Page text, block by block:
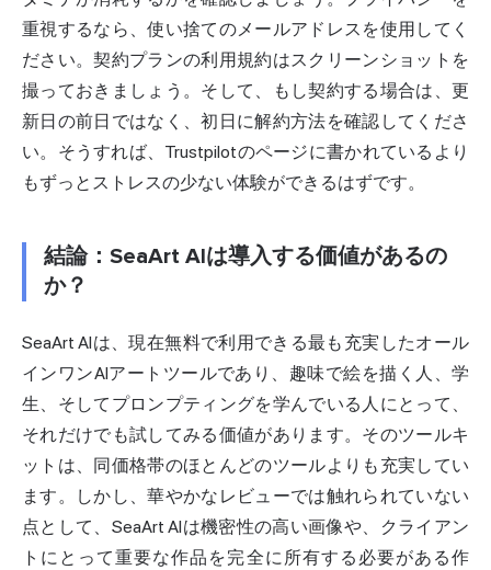
重視するなら、使い捨てのメールアドレスを使用してく
ださい。契約プランの利用規約はスクリーンショットを
撮っておきましょう。そして、もし契約する場合は、更
新日の前日ではなく、初日に解約方法を確認してくださ
い。そうすれば、Trustpilotのページに書かれているより
もずっとストレスの少ない体験ができるはずです。
結論：SeaArt AIは導入する価値があるの
か？
SeaArt AIは、現在無料で利用できる最も充実したオール
インワンAIアートツールであり、趣味で絵を描く人、学
生、そしてプロンプティングを学んでいる人にとって、
それだけでも試してみる価値があります。そのツールキ
ットは、同価格帯のほとんどのツールよりも充実してい
ます。しかし、華やかなレビューでは触れられていない
点として、SeaArt AIは機密性の高い画像や、クライアン
トにとって重要な作品を完全に所有する必要がある作